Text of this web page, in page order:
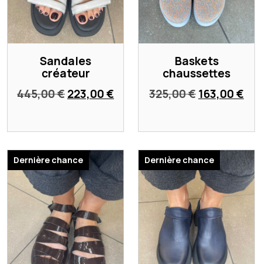
Sandales
créateur
445,00€Le
445,00 €.
223,00€
223,00 €.
Baskets
chaussettes
325,00€Le
325,00 €.
163,00€
Dernière chance Dernière chance